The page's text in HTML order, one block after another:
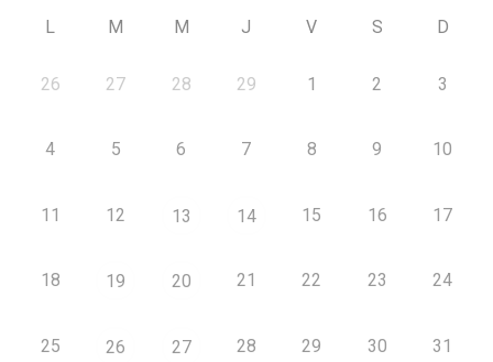
L M M J V S D
26 27 28 29 1 2 3
4 5 6 7 8 9 10
11 12 13 14 15 16 17
18 19 20 21 22 23 24
25 26 27 28 29 30 31